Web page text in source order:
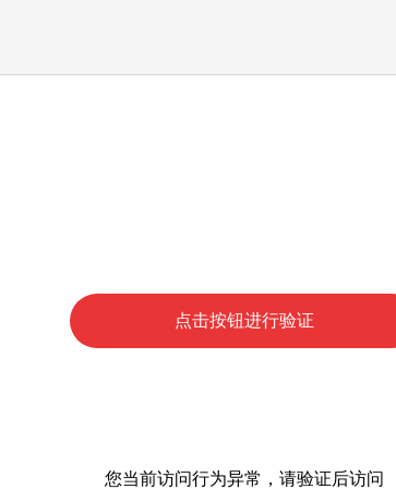
点击按钮进行验证
您当前访问行为异常，请验证后访问